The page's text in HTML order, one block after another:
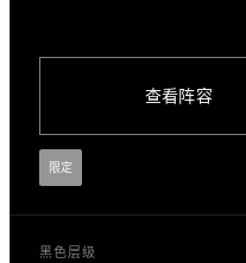
查看阵容
限定
黑色层级